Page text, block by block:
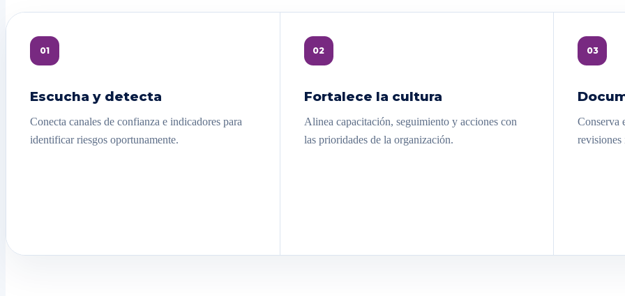
01
Escucha y detecta
Conecta canales de confianza e indicadores para
identificar riesgos oportunamente.
02
Fortalece la cultura
Alinea capacitación, seguimiento y acciones con
las prioridades de la organización.
03
Conserva
revisiones